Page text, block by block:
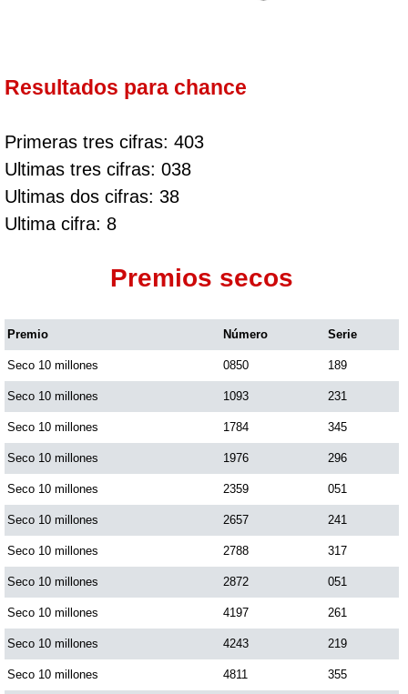
Resultados para chance
Primeras tres cifras: 403
Ultimas tres cifras: 038
Ultimas dos cifras: 38
Ultima cifra: 8
Premios secos
Premio Número Serie
Seco 10 millones 0850 189
Seco 10 millones 1093 231
Seco 10 millones 1784 345
Seco 10 millones 1976 296
Seco 10 millones 2359 051
Seco 10 millones 2657 241
Seco 10 millones 2788 317
Seco 10 millones 2872 051
Seco 10 millones 4197 261
Seco 10 millones 4243 219
Seco 10 millones 4811 355